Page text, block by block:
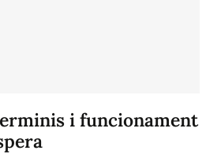
i funcionament